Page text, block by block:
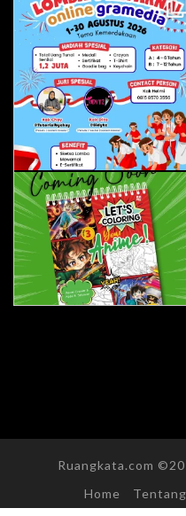
Ruangkata.com
Home